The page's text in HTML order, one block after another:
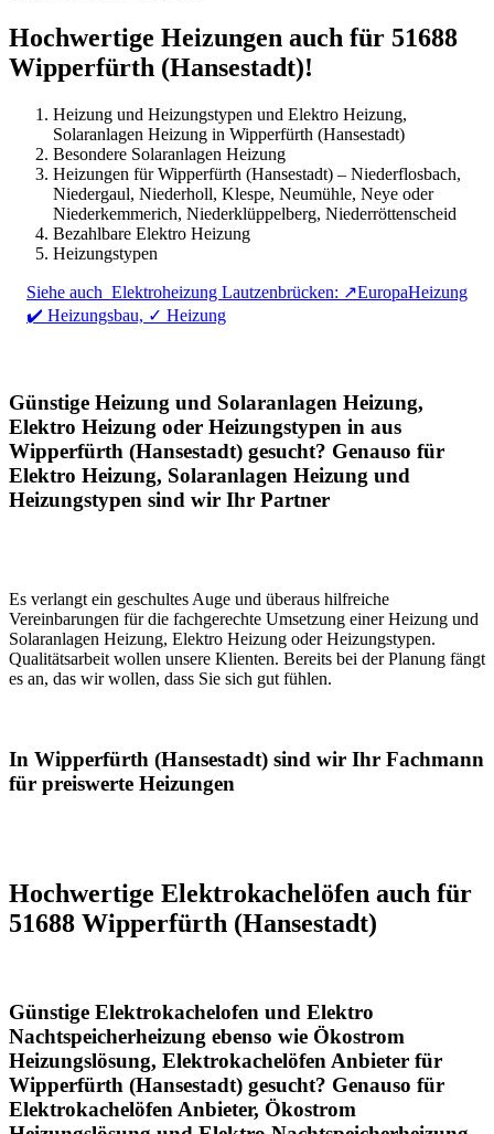
Hochwertige Heizungen auch für 51688
Wipperfürth (Hansestadt)!
Heizung und Heizungstypen und Elektro Heizung,
Solaranlagen Heizung in Wipperfürth (Hansestadt)
Besondere Solaranlagen Heizung
Heizungen für Wipperfürth (Hansestadt) – Niederflosbach,
Niedergaul, Niederholl, Klespe, Neumühle, Neye oder
Niederkemmerich, Niederklüppelberg, Niederröttenscheid
Bezahlbare Elektro Heizung
Heizungstypen
Siehe auch Elektroheizung Lautzenbrücken: ↗️EuropaHeizung
✔️ Heizungsbau, ✓ Heizung
Günstige Heizung und Solaranlagen Heizung,
Elektro Heizung oder Heizungstypen in aus
Wipperfürth (Hansestadt) gesucht? Genauso für
Elektro Heizung, Solaranlagen Heizung und
Heizungstypen sind wir Ihr Partner
Es verlangt ein geschultes Auge und überaus hilfreiche
Vereinbarungen für die fachgerechte Umsetzung einer Heizung und
Solaranlagen Heizung, Elektro Heizung oder Heizungstypen.
Qualitätsarbeit wollen unsere Klienten. Bereits bei der Planung fängt
es an, das wir wollen, dass Sie sich gut fühlen.
In Wipperfürth (Hansestadt) sind wir Ihr Fachmann
für preiswerte Heizungen
Hochwertige Elektrokachelöfen auch für
51688 Wipperfürth (Hansestadt)
Günstige Elektrokachelofen und Elektro
Nachtspeicherheizung ebenso wie Ökostrom
Heizungslösung, Elektrokachelöfen Anbieter für
Wipperfürth (Hansestadt) gesucht? Genauso für
Elektrokachelöfen Anbieter, Ökostrom